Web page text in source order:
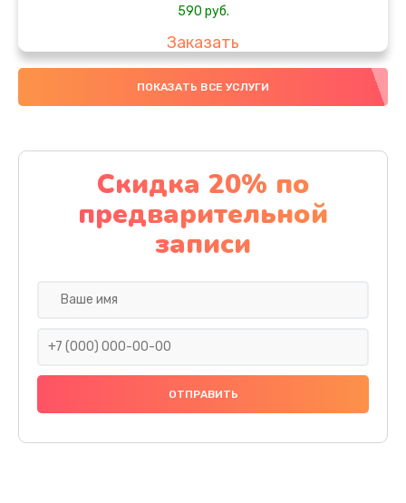
590 руб.
Заказать
Замена стекла
Обновление ПО
890 руб.
Заказать
Заказать
Замена аккумулятора
620 руб.
Заказать
ПОКАЗАТЬ ВСЕ УСЛУГИ
Скидка 20% по
предварительной
записи